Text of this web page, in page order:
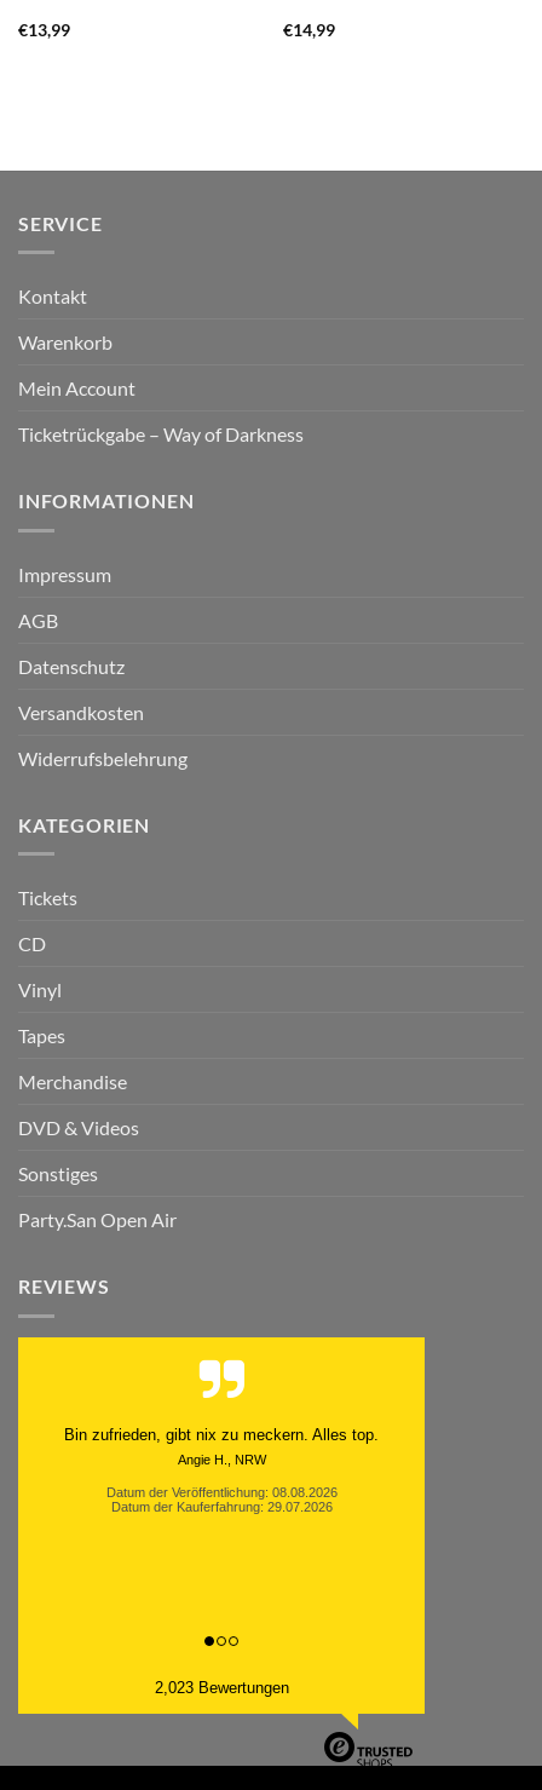
€13,99 €14,99
SERVICE
Kontakt
Warenkorb
Mein Account
Ticketrückgabe – Way of Darkness
INFORMATIONEN
Impressum
AGB
Datenschutz
Versandkosten
Widerrufsbelehrung
KATEGORIEN
Tickets
CD
Vinyl
Tapes
Merchandise
DVD & Videos
Sonstiges
Party.San Open Air
REVIEWS
Schnell. Zuverlässig. Klasse.
Datum der Veröffentlichung: 05.08.2026
Datum der Kauferfahrung: 29.07.2026
2,023 Bewertungen